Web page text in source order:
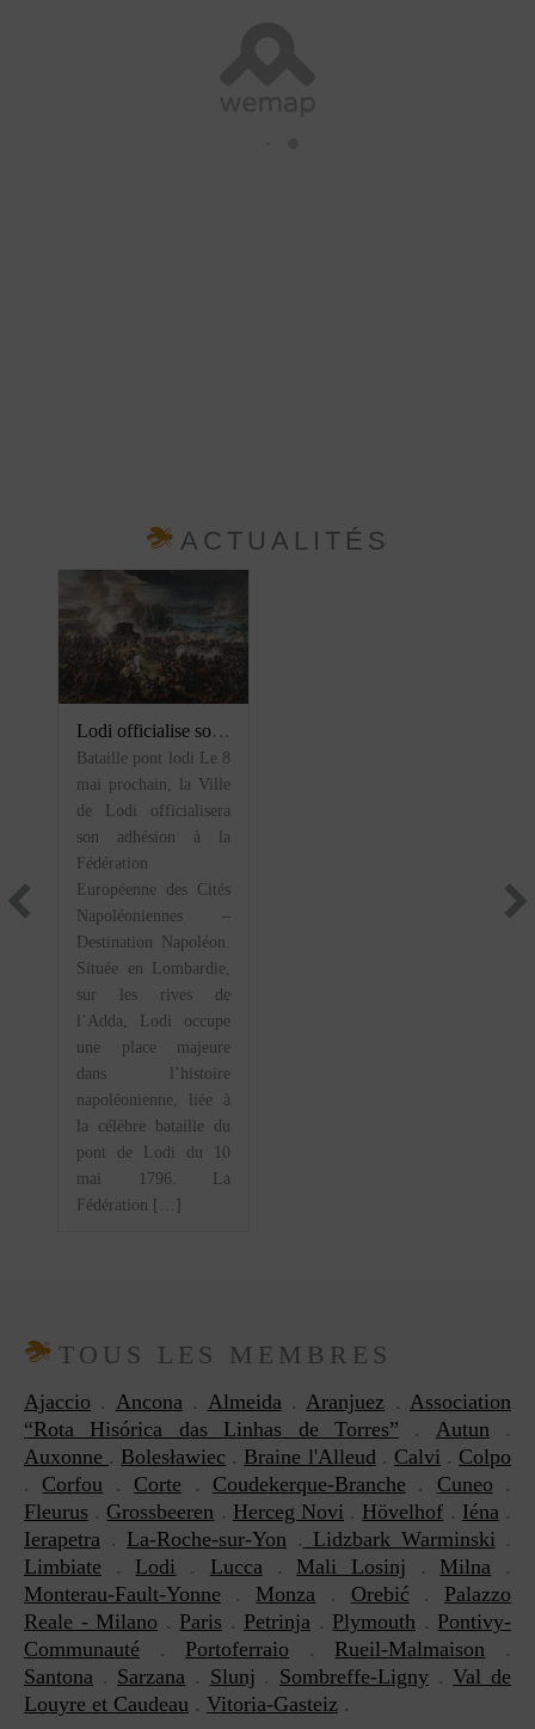
ACTUALITÉS
Lodi officialise son adhésion à la Fédération Européenne des Cités Napoléoniennes
Bataille pont lodi Le 8
mai prochain, la Ville
de Lodi officialisera
son adhésion à la
Fédération
Européenne des Cités
Napoléoniennes –
Destination Napoléon.
Située en Lombardie,
sur les rives de
l’Adda, Lodi occupe
une place majeure
dans l’histoire
napoléonienne, liée à
la célèbre bataille du
pont de Lodi du 10
mai 1796. La
Fédération […]
TOUS LES MEMBRES
Ajaccio . Ancona . Almeida . Aranjuez . Association
“Rota Hisórica das Linhas de Torres” . Autun .
Auxonne . Bolesławiec . Braine l'Alleud . Calvi . Colpo
. Corfou . Corte . Coudekerque-Branche . Cuneo .
Fleurus . Grossbeeren . Herceg Novi . Hövelhof . Iéna .
Ierapetra . La-Roche-sur-Yon . Lidzbark Warminski .
Limbiate . Lodi . Lucca . Mali Losinj . Milna .
Monterau-Fault-Yonne . Monza . Orebić . Palazzo
Reale - Milano . Paris . Petrinja . Plymouth . Pontivy-
Communauté . Portoferraio . Rueil-Malmaison .
Santona . Sarzana . Slunj . Sombreffe-Ligny .Val de
Louyre et Caudeau . Vitoria-Gasteiz .